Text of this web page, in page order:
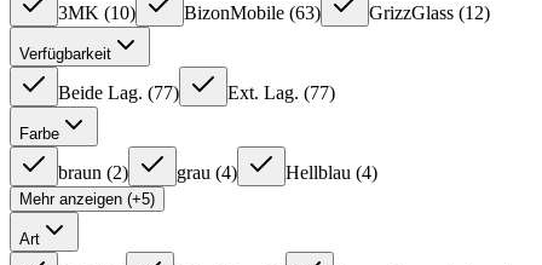
3MK (10) BizonMobile (63) GrizzGlass (12)
Verfügbarkeit
Beide Lag. (77) Ext. Lag. (77)
Farbe
braun (2) grau (4) Hellblau (4)
Mehr anzeigen (+5)
Art